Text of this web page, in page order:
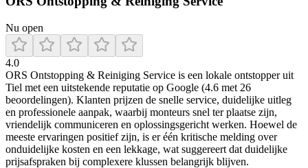
Nu open
4.0
ORS Ontstopping & Reiniging Service is een lokale ontstopper uit
Tiel met een uitstekende reputatie op Google (4.6 met 26
beoordelingen). Klanten prijzen de snelle service, duidelijke uitleg
en professionele aanpak, waarbij monteurs snel ter plaatse zijn,
vriendelijk communiceren en oplossingsgericht werken. Hoewel de
meeste ervaringen positief zijn, is er één kritische melding over
onduidelijke kosten en een lekkage, wat suggereert dat duidelijke
prijsafspraken bij complexere klussen belangrijk blijven.